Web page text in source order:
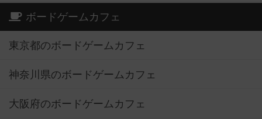
ボードゲームカフェ
東京都のボードゲームカフェ
神奈川県のボードゲームカフェ
大阪府のボードゲームカフェ